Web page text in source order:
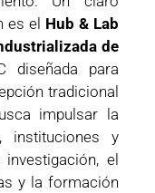
es el Hub & Lab
de
diseñada para
tradicional
impulsar la
instituciones y
el
y la formación